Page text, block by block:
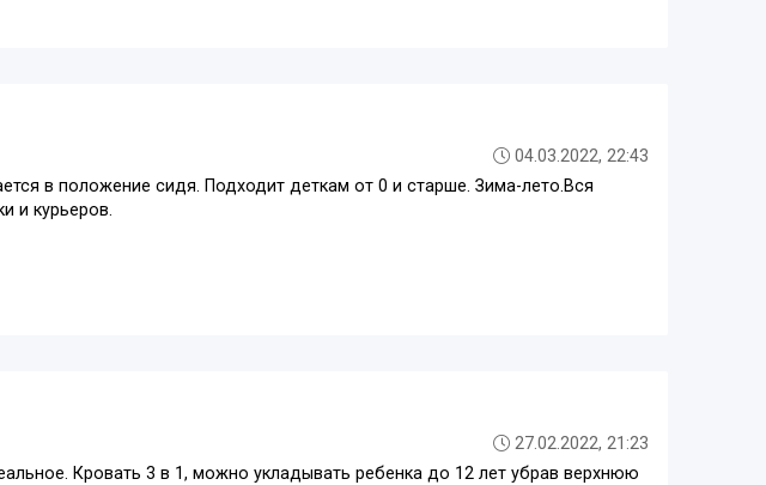
04.03.2022, 22:43
в положение сидя. Подходит деткам от 0 и старше. Зима-лето.Вся
и курьеров.
27.02.2022, 21:23
Кровать 3 в 1, можно укладывать ребенка до 12 лет убрав верхнюю